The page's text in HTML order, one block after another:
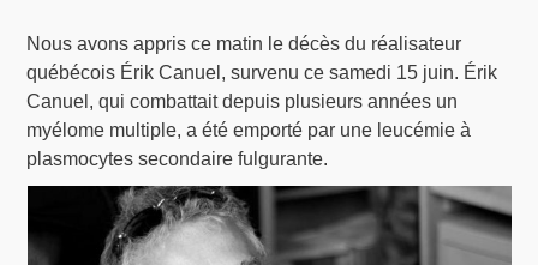
Nous avons appris ce matin le décès du réalisateur
québécois Érik Canuel, survenu ce samedi 15 juin. Érik
Canuel, qui combattait depuis plusieurs années un
myélome multiple, a été emporté par une leucémie à
plasmocytes secondaire fulgurante.